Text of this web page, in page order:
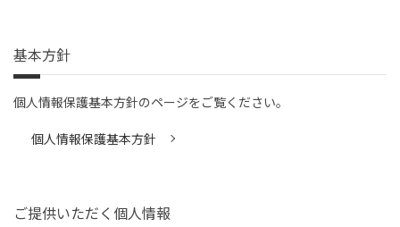
基本方針
個人情報保護基本方針のページをご覧ください。
個人情報保護基本方針
ご提供いただく個人情報